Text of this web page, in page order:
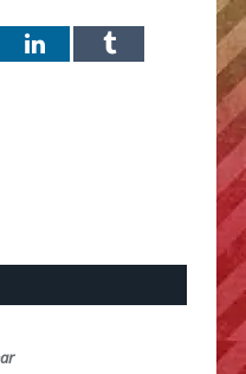
LinkedInTumblr